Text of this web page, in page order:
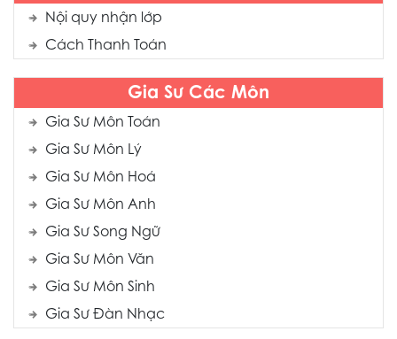
Nội quy nhận lớp
Cách Thanh Toán
Gia Sư Các Môn
Gia Sư Môn Toán
Gia Sư Môn Lý
Gia Sư Môn Hoá
Gia Sư Môn Anh
Gia Sư Song Ngữ
Gia Sư Môn Văn
Gia Sư Môn Sinh
Gia Sư Đàn Nhạc